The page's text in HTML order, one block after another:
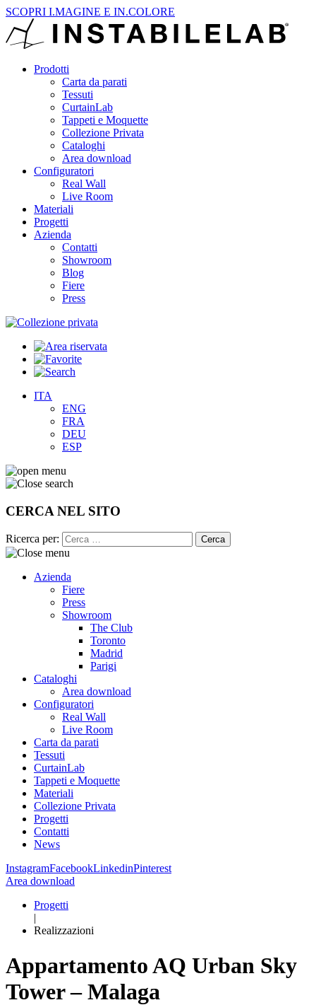
SCOPRI I.MAGINE E IN.COLORE
Prodotti
Carta da parati
Tessuti
CurtainLab
Tappeti e Moquette
Collezione Privata
Cataloghi
Area download
Configuratori
Real Wall
Live Room
Materiali
Progetti
Azienda
Contatti
Showroom
Blog
Fiere
Press
ITA
ENG
FRA
DEU
ESP
CERCA NEL SITO
Ricerca per:
Azienda
Fiere
Press
Showroom
The Club
Toronto
Madrid
Parigi
Cataloghi
Area download
Configuratori
Real Wall
Live Room
Carta da parati
Tessuti
CurtainLab
Tappeti e Moquette
Materiali
Collezione Privata
Progetti
Contatti
News
InstagramFacebookLinkedinPinterest
Area download
Progetti
|
Realizzazioni
Appartamento AQ Urban Sky
Tower – Malaga